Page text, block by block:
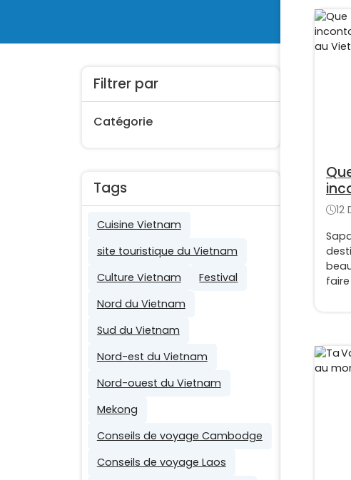
Filtrer par
Catégorie
Tags
Cuisine Vietnam
site touristique du Vietnam
Culture Vietnam
Festival
Nord du Vietnam
Sud du Vietnam
Nord-est du Vietnam
Nord-ouest du Vietnam
Mekong
Conseils de voyage Cambodge
Conseils de voyage Laos
12